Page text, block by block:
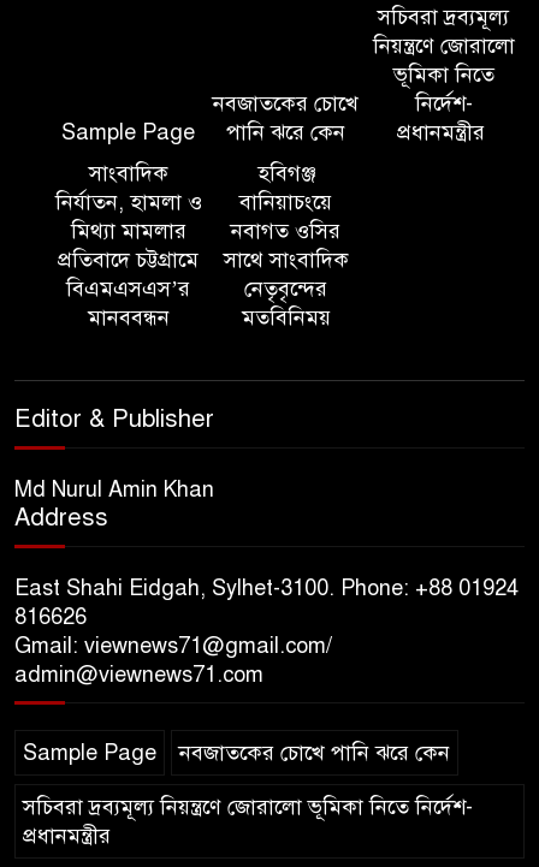
সিলেটে হামের উপসর্গে মৃত্যু ৩
সালমান শাহ হত্যা মামলায় ডন
হবিগঞ্জ মহাসড়কে ত্রিমুখী সংঘর্ষে
নিহত ২
সিলেটে মাজারে গান গাইতে এসে
দুর্ঘটনায় নিহত
Sample Page
নবজাতকের চোখে
পানি ঝরে কেন
সচিবরা দ্রব্যমূল্য
নিয়ন্ত্রণে জোরালো
ভূমিকা নিতে
নির্দেশ-
প্রধানমন্ত্রীর
সাংবাদিক
নির্যাতন, হামলা ও
মিথ্যা মামলার
প্রতিবাদে চট্টগ্রামে
বিএমএসএস’র
মানববন্ধন
হবিগঞ্জ
বানিয়াচংয়ে
নবাগত ওসির
সাথে সাংবাদিক
নেতৃবৃন্দের
মতবিনিময়
Editor & Publisher
Md Nurul Amin Khan
Address
East Shahi Eidgah, Sylhet-3100. Phone: +88 01924
816626
Gmail: viewnews71@gmail.com/
admin@viewnews71.com
Sample Page নবজাতকের চোখে পানি ঝরে কেন
সচিবরা দ্রব্যমূল্য নিয়ন্ত্রণে জোরালো ভূমিকা নিতে নির্দেশ-
প্রধানমন্ত্রীর